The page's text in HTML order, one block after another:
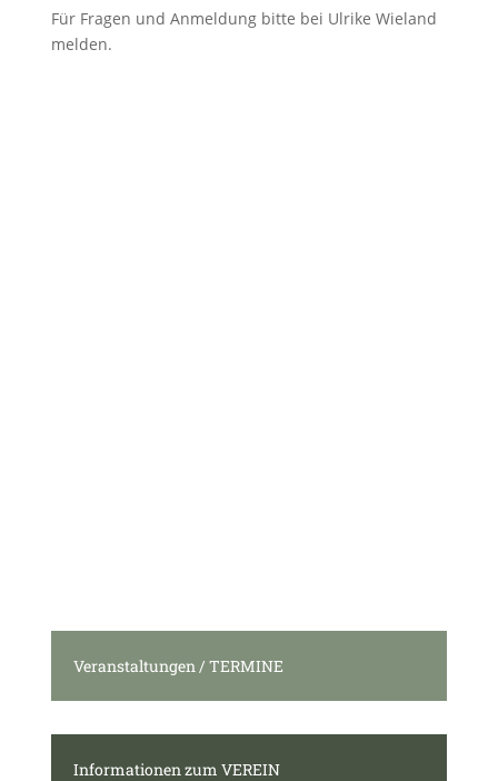
Für Fragen und Anmeldung bitte bei Ulrike Wieland
melden.
Veranstaltungen / TERMINE
Informationen zum VEREIN